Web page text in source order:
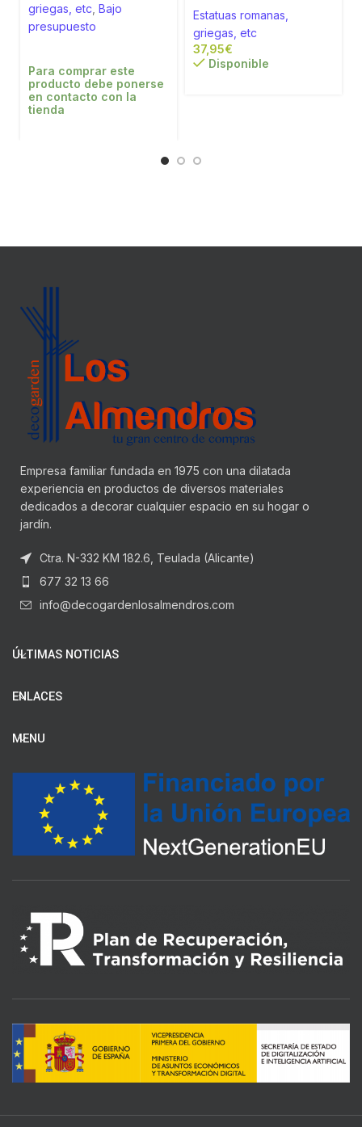
griegas, etc ,Bajo
presupuesto
Para comprar este
producto debe ponerse
en contacto con la
tienda
Estatuas romanas,
griegas, etc
€
Disponible
Empresa familiar fundada en 1975 con una dilatada
experiencia en productos de diversos materiales
dedicados a decorar cualquier espacio en su hogar o
jardín.
Ctra. N-332 KM 182.6, Teulada (Alicante)
677 32 13 66
info@decogardenlosalmendros.com
ÚLTIMAS NOTICIAS
ENLACES
MENU